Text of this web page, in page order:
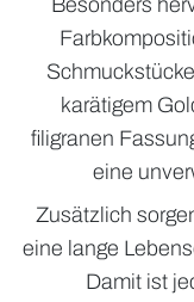
Besonders
karätigem
filigranen
eine
Zusätzlich
eine lange
Damit ist